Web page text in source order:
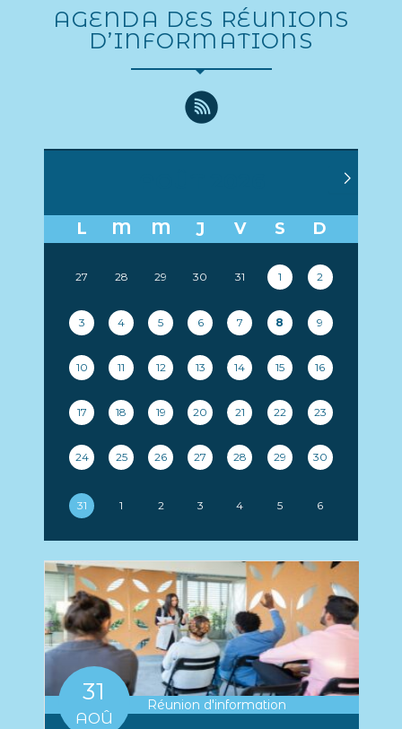
AGENDA DES RÉUNIONS
D’INFORMATIONS
L M M J V S D
27 28 29 30 31 1 2
3 4 5 6 7 8 9
10 11 12 13 14 15 16
17 18 19 20 21 22 23
24 25 26 27 28 29 30
31 1 2 3 4 5 6
31
AOÛ
Réunion d'information